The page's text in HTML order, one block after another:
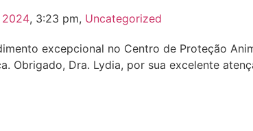
2024, 3:23 pm, Uncategorized
excepcional no Centro de Proteção
Obrigado, Dra. Lydia, por sua excelente